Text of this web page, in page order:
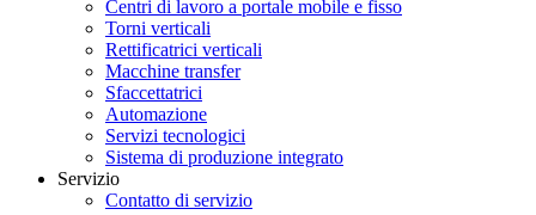
Centri di lavoro a portale mobile e fisso
Torni verticali
Rettificatrici verticali
Macchine transfer
Sfaccettatrici
Automazione
Servizi tecnologici
Sistema di produzione integrato
Servizio
Contatto di servizio